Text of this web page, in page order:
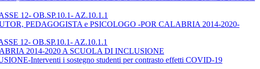
12- OB.SP.10.1- AZ.10.1.1
PEDAGOGISTA e PSICOLOGO -POR CALABRIA 2014-2020-
12- OB.SP.10.1- AZ.10.1.1
2014-2020 A SCUOLA DI INCLUSIONE
Interventi i sostegno studenti per contrasto effetti COVID-19